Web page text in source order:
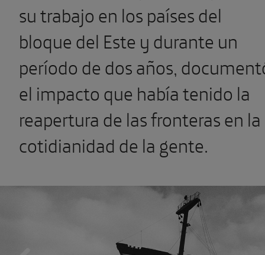
su trabajo en los países del
bloque del Este y durante un
período de dos años,
el impacto que había tenido la
reapertura de las fronteras en la
cotidianidad de la gente.